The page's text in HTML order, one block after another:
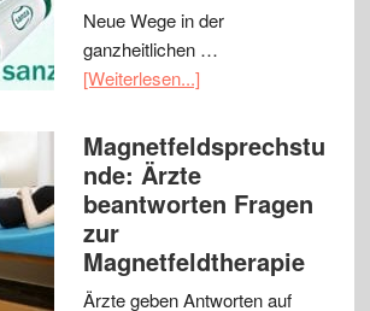
Neue Wege in der
ganzheitlichen …
[Weiterlesen...]
Magnetfeldsprechstu
nde: Ärzte
beantworten Fragen
zur
Magnetfeldtherapie
Ärzte geben Antworten auf